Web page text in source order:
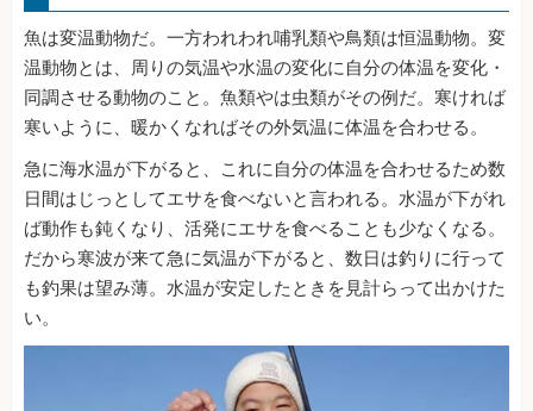
魚は変温動物だ。一方われわれ哺乳類や鳥類は恒温動物。変
温動物とは、周りの気温や水温の変化に自分の体温を変化・
同調させる動物のこと。魚類やは虫類がその例だ。寒ければ
寒いように、暖かくなればその外気温に体温を合わせる。
急に海水温が下がると、これに自分の体温を合わせるため数
日間はじっとしてエサを食べないと言われる。水温が下がれ
ば動作も鈍くなり、活発にエサを食べることも少なくなる。
だから寒波が来て急に気温が下がると、数日は釣りに行って
も釣果は望み薄。水温が安定したときを見計らって出かけた
い。